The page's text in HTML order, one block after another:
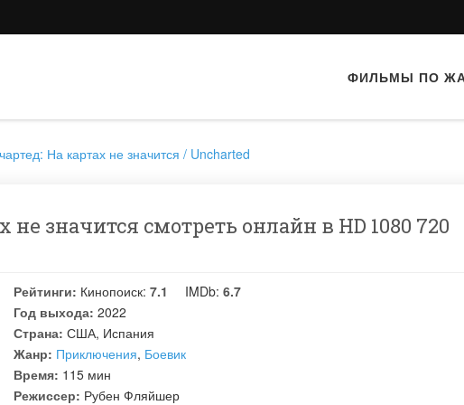
ФИЛЬМЫ ПО
На картах не значится / Uncharted
не значится смотреть онлайн в HD 1080 720
Рейтинги: Кинопоиск: 7.1 IMDb: 6.7
Год выхода: 2022
Страна: США, Испания
Жанр: Приключения, Боевик
Время: 115 мин
Режиссер: Рубен Фляйшер